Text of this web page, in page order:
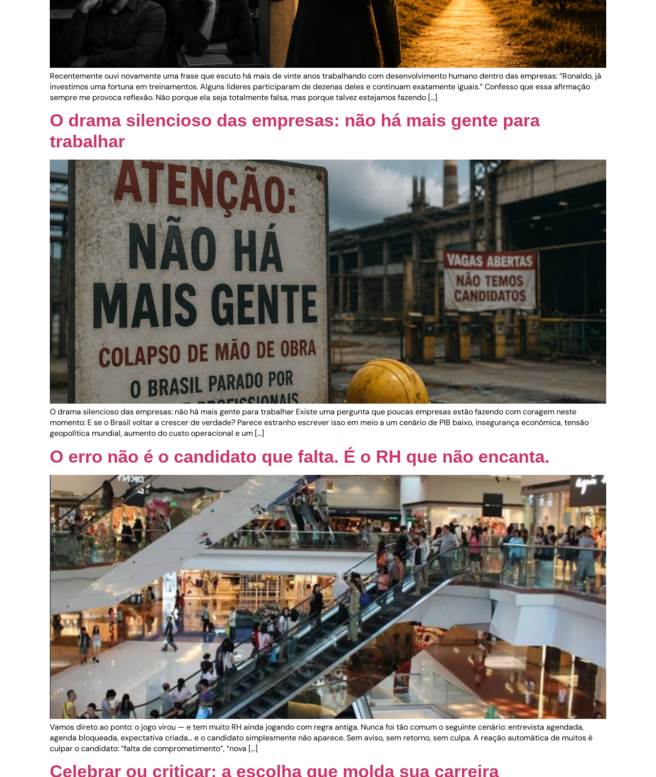
Recentemente ouvi novamente uma frase que escuto há mais de vinte anos trabalhando com desenvolvimento humano dentro das empresas: “Ronaldo, já
investimos uma fortuna em treinamentos. Alguns líderes participaram de dezenas deles e continuam exatamente iguais.” Confesso que essa afirmação
sempre me provoca reflexão. Não porque ela seja totalmente falsa, mas porque talvez estejamos fazendo […]
O drama silencioso das empresas: não há mais gente para
trabalhar
O drama silencioso das empresas: não há mais gente para trabalhar Existe uma pergunta que poucas empresas estão fazendo com coragem neste
momento: E se o Brasil voltar a crescer de verdade? Parece estranho escrever isso em meio a um cenário de PIB baixo, insegurança econômica, tensão
geopolítica mundial, aumento do custo operacional e um […]
O erro não é o candidato que falta. É o RH que não encanta.
Vamos direto ao ponto: o jogo virou — e tem muito RH ainda jogando com regra antiga. Nunca foi tão comum o seguinte cenário: entrevista agendada,
agenda bloqueada, expectativa criada… e o candidato simplesmente não aparece. Sem aviso, sem retorno, sem culpa. A reação automática de muitos é
culpar o candidato: “falta de comprometimento”, “nova […]
Celebrar ou criticar: a escolha que molda sua carreira